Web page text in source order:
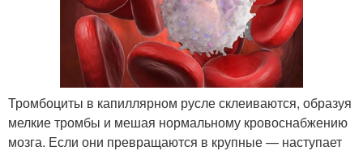
Тромбоциты в капиллярном русле склеиваются, образуя
мелкие тромбы и мешая нормальному кровоснабжению
мозга. Если они превращаются в крупные — наступает